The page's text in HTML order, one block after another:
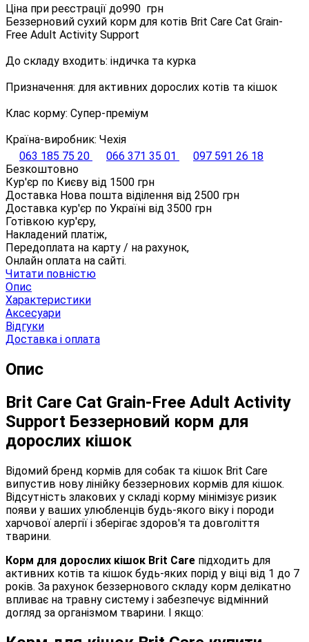
Ціна при реєстрації до990 грн
Беззерновий сухий корм для котів Brit Care Cat Grain-
Free Adult Activity Support
До складу входить: індичка та курка
Призначення: для активних дорослих котів та кішок
Клас корму: Супер-преміум
Країна-виробник: Чехія
063 185 75 20
066 371 35 01
097 591 26 18
Безкоштовно
Кур'єр по Києву від 1500 грн
Доставка Нова пошта віділення від 2500 грн
Доставка кур'єр по Україні від 3500 грн
Готівкою кур'єру,
Накладений платіж,
Передоплата на карту / на рахунок,
Онлайн оплата на сайті.
Читати повністю
Опис
Характеристики
Аксесуари
Відгуки
Доставка і оплата
Опис
Brit Care Cat Grain-Free Adult Activity
Support Беззерновий корм для
дорослих кішок
Відомий бренд кормів для собак та кішок Brit Care
випустив нову лінійку беззернових кормів для кішок.
Відсутність злакових у складі корму мінімізує ризик
появи у ваших улюбленців будь-якого віку і породи
харчової алергії і зберігає здоров'я та довголіття
тварини.
Корм для дорослих кішок Brit Care підходить для
активних котів та кішок будь-яких порід у віці від 1 до 7
років. За рахунок беззернового складу корм делікатно
впливає на травну систему і забезпечує відмінний
догляд за організмом тварини. І якщо: